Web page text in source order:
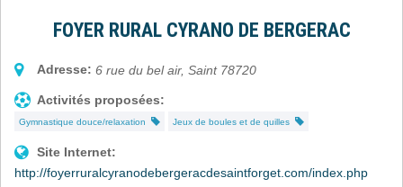
FOYER RURAL CYRANO DE BERGERAC
Adresse: 6 rue du bel air, Saint78720
Activités proposées:
Gymnastique douce/relaxation Jeux de boules et de quilles
Site Internet:
http://foyerruralcyranodebergeracdesaintforget.com/index.php